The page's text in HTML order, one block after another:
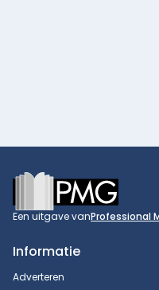
Footer
Een uitgave vanProfessional
Informatie
Adverteren